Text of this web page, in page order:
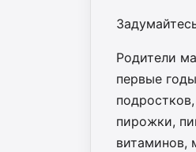
Родители
первые
пирожки,
витаминов,